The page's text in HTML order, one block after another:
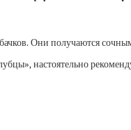
Они получаются
настоятельно